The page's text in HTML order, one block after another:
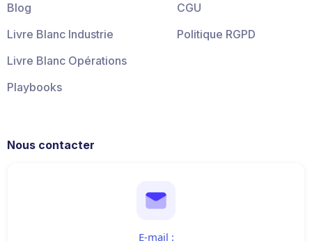
Blog
Livre Blanc Industrie
Livre Blanc Opérations
Playbooks
CGU
Politique RGPD
Nous contacter
E-mail :